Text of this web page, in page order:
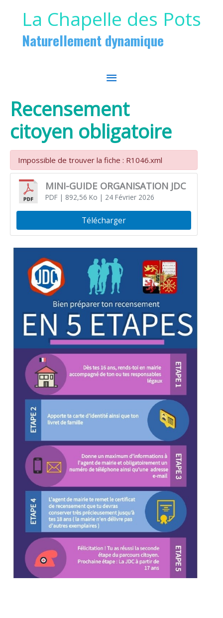
La Chapelle des Pots
Naturellement dynamique
MENU
PRINCIPAL
Recensement
citoyen obligatoire
Impossible de trouver la fiche : R1046.xml
MINI-GUIDE ORGANISATION JDC
PDF| 892,56 Ko | 24 Février 2026
Télécharger